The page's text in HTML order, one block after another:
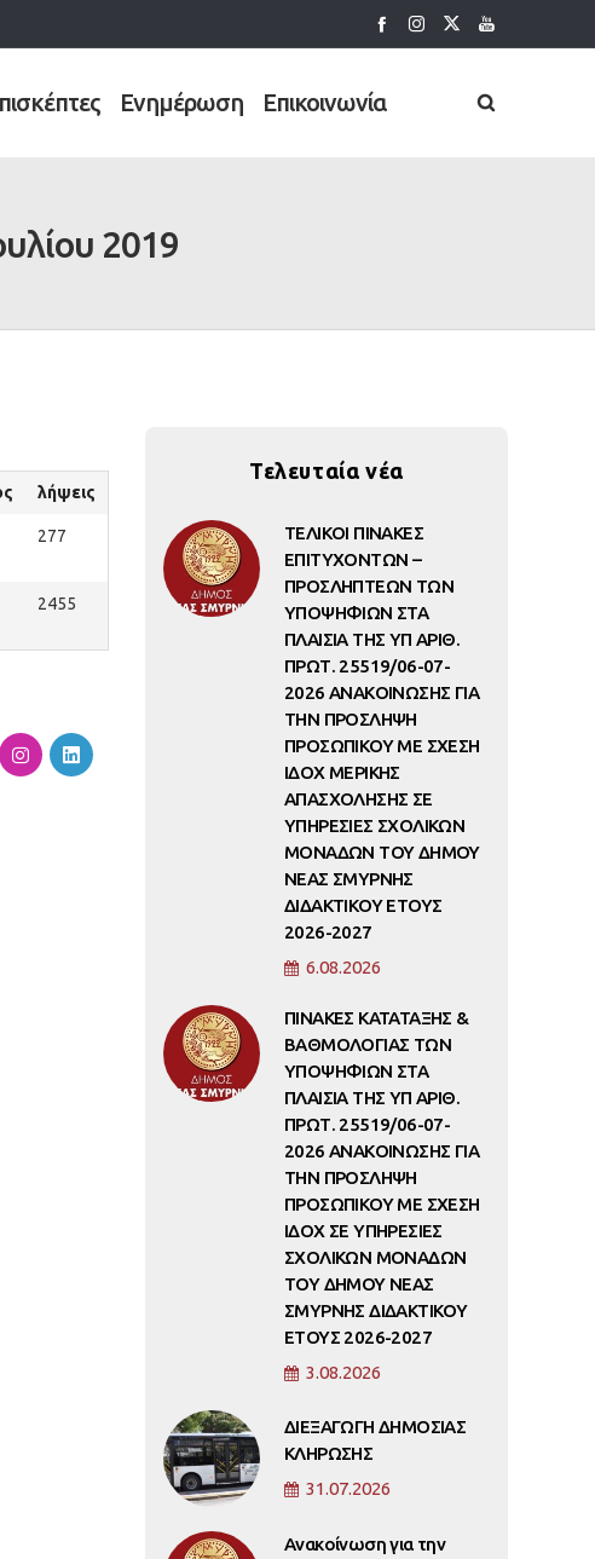
Ενημέρωση Επικοινωνία
2019
λήψεις
277
2455
Τελευταία νέα
ΤΕΛΙΚΟΙ ΠΙΝΑΚΕΣ
ΕΠΙΤΥΧΟΝΤΩΝ –
ΠΡΟΣΛΗΠΤΕΩΝ ΤΩΝ
ΥΠΟΨΗΦΙΩΝ ΣΤΑ
ΠΛΑΙΣΙΑ ΤΗΣ ΥΠ ΑΡΙΘ.
ΠΡΩΤ. 25519/06-07-
2026 ΑΝΑΚΟΙΝΩΣΗΣ ΓΙΑ
ΤΗΝ ΠΡΟΣΛΗΨΗ
ΠΡΟΣΩΠΙΚΟΥ ΜΕ ΣΧΕΣΗ
ΙΔΟΧ ΜΕΡΙΚΗΣ
ΑΠΑΣΧΟΛΗΣΗΣ ΣΕ
ΥΠΗΡΕΣΙΕΣ ΣΧΟΛΙΚΩΝ
ΜΟΝΑΔΩΝ ΤΟΥ ΔΗΜΟΥ
ΝΕΑΣ ΣΜΥΡΝΗΣ
ΔΙΔΑΚΤΙΚΟΥ ΕΤΟΥΣ
2026-2027
6.08.2026
ΠΙΝΑΚΕΣ ΚΑΤΑΤΑΞΗΣ &
ΒΑΘΜΟΛΟΓΙΑΣ ΤΩΝ
ΥΠΟΨΗΦΙΩΝ ΣΤΑ
ΠΛΑΙΣΙΑ ΤΗΣ ΥΠ ΑΡΙΘ.
ΠΡΩΤ. 25519/06-07-
2026 ΑΝΑΚΟΙΝΩΣΗΣ ΓΙΑ
ΤΗΝ ΠΡΟΣΛΗΨΗ
ΠΡΟΣΩΠΙΚΟΥ ΜΕ ΣΧΕΣΗ
ΙΔΟΧ ΣΕ ΥΠΗΡΕΣΙΕΣ
ΣΧΟΛΙΚΩΝ ΜΟΝΑΔΩΝ
ΤΟΥ ΔΗΜΟΥ ΝΕΑΣ
ΣΜΥΡΝΗΣ ΔΙΔΑΚΤΙΚΟΥ
ΕΤΟΥΣ 2026-2027
3.08.2026
ΔΙΕΞΑΓΩΓΗ ΔΗΜΟΣΙΑΣ
ΚΛΗΡΩΣΗΣ
31.07.2026
Ανακοίνωση για την